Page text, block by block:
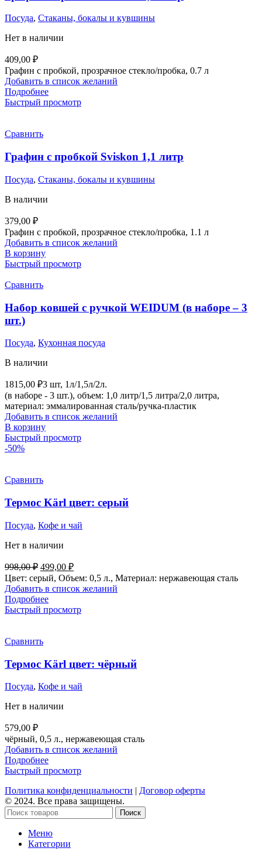
Посуда, Стаканы, бокалы и кувшины
Нет в наличии
409,00 ₽
Графин с пробкой, прозрачное стекло/пробка, 0.7 л
Добавить в список желаний
Подробнее
Быстрый просмотр
Сравнить
Графин с пробкой Sviskon 1,1 литр
Посуда, Стаканы, бокалы и кувшины
В наличии
379,00 ₽
Графин с пробкой, прозрачное стекло/пробка, 1.1 л
Добавить в список желаний
В корзину
Быстрый просмотр
Сравнить
Набор ковшей с ручкой WEIDUM (в наборе – 3
шт.)
Посуда, Кухонная посуда
В наличии
1815,00 ₽3 шт, 1л/1,5л/2л.
(в наборе - 3 шт.), объем: 1,0 литр/1,5 литра/2,0 литра,
материал: эммалированная сталь/ручка-пластик
Добавить в список желаний
В корзину
Быстрый просмотр
-50%
Сравнить
Термос Kärl цвет: серый
Посуда, Кофе и чай
Нет в наличии
998,00₽ Первоначальная
цена
составляла
998,00 ₽.
499,00 ₽Текущая
цена:
499,00 ₽.
Цвет: серый, Объем: 0,5 л., Материал: нержавеющая сталь
Добавить в список желаний
Подробнее
Быстрый просмотр
Сравнить
Термос Kärl цвет: чёрный
Посуда, Кофе и чай
Нет в наличии
579,00 ₽
чёрный, 0,5 л., нержавеющая сталь
Добавить в список желаний
Подробнее
Быстрый просмотр
Политика конфиденциальности | Договор оферты
© 2024. Все права защищены.
Поиск
Меню
Категории